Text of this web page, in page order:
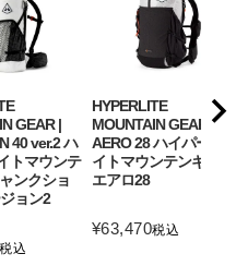
GEAR |
40 ver.2 ハ
トマウンテ
ンクショ
ョン2
税込
HYPERLITE
MOUNTAIN GEAR |
AERO 28 ハイパーラ
イトマウンテンギア
エアロ28
¥63,470税込